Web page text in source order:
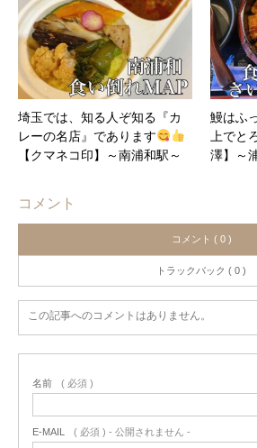
埼玉では、知る人ぞ知る『カ
レーの名店』であります
【クマネコ印】～南浦和駅～
鰻はふ
上でと
澤】～
コメント
コメント ( 0 )
トラックバック ( 0 )
この記事へのコメントはありません。
名前 ( 必須 )
E-MAIL ( 必須 ) - 公開されません -